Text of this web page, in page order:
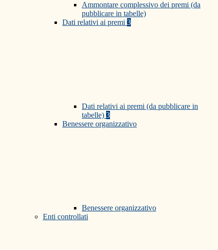
Ammontare complessivo dei premi (da
pubblicare in tabelle)
Dati relativi ai premi 3
Dati relativi ai premi (da pubblicare in
tabelle) 3
Benessere organizzativo
Benessere organizzativo
Enti controllati